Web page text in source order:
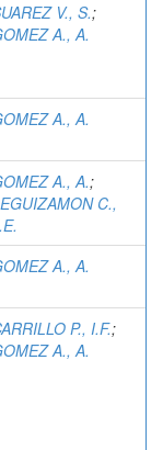
V., S.;
A., A.
A., A.
A., A.;
C.,
A., A.
P., I.F.;
A., A.